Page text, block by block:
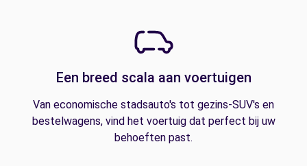
Een breed scala aan voertuigen
Van economische stadsauto's tot gezins-SUV's en
bestelwagens, vind het voertuig dat perfect bij uw
behoeften past.